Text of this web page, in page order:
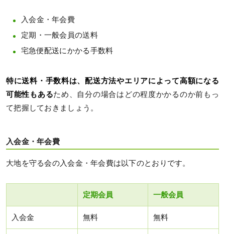
入会金・年会費
定期・一般会員の送料
宅急便配送にかかる手数料
特に送料・手数料は、配送方法やエリアによって高額になる
可能性もあるため、自分の場合はどの程度かかるのか前もっ
て把握しておきましょう。
入会金・年会費
大地を守る会の入会金・年会費は以下のとおりです。
定期会員 一般会員
入会金 無料 無料